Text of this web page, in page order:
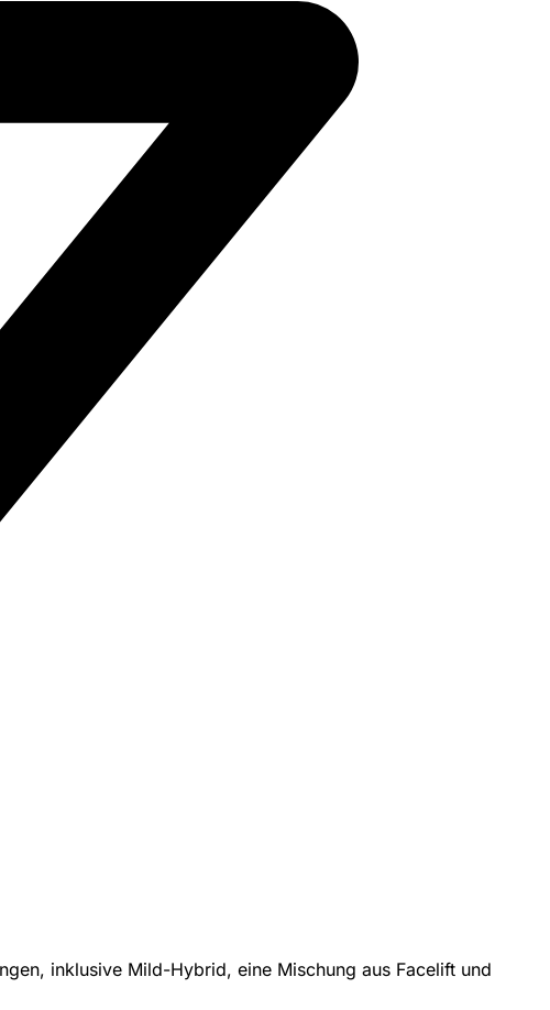
inklusive Mild-Hybrid, eine Mischung aus Facelift und